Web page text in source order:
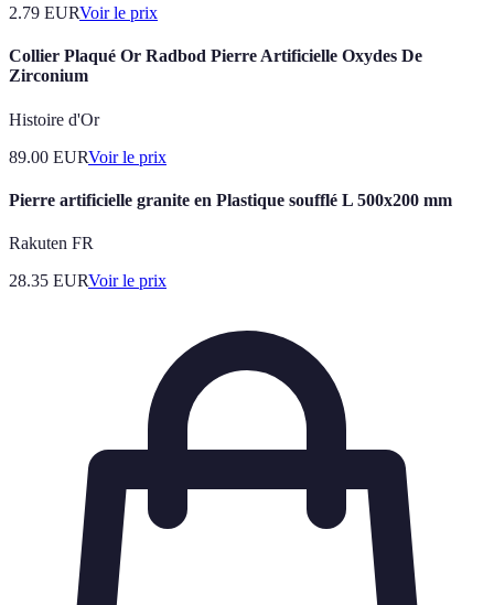
2.79 EURVoir le prix
Collier Plaqué Or Radbod Pierre Artificielle Oxydes De
Zirconium
Histoire d'Or
89.00 EURVoir le prix
Pierre artificielle granite en Plastique soufflé L 500x200 mm
Rakuten FR
28.35 EURVoir le prix